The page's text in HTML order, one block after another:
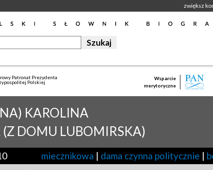
zwiększ
Patronat Prezydenta
Polskiej
Wsparcie
merytoryczne
KAROLINA
DOMU LUBOMIRSKA)
miecznikowa | dama czynna politycznie |